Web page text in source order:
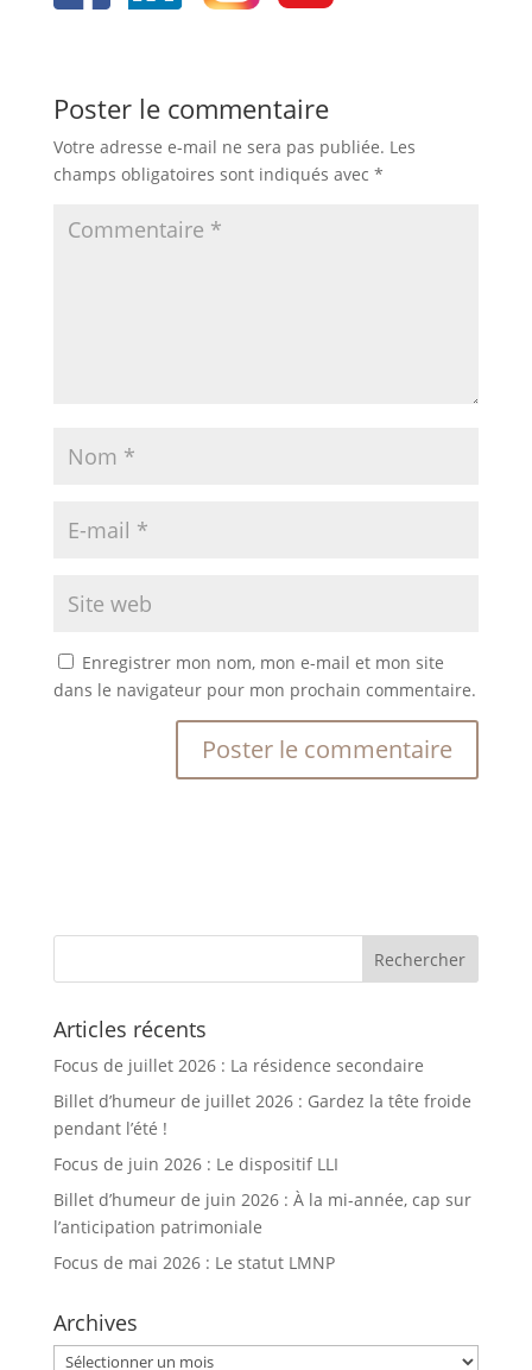
Poster le commentaire
Votre adresse e-mail ne sera pas publiée. Les
champs obligatoires sont indiqués avec *
Enregistrer mon nom, mon e-mail et mon site
dans le navigateur pour mon prochain commentaire.
Articles récents
Focus de juillet 2026 : La résidence secondaire
Billet d’humeur de juillet 2026 : Gardez la tête froide
pendant l’été !
Focus de juin 2026 : Le dispositif LLI
Billet d’humeur de juin 2026 : À la mi-année, cap sur
l’anticipation patrimoniale
Focus de mai 2026 : Le statut LMNP
Archives
Archives